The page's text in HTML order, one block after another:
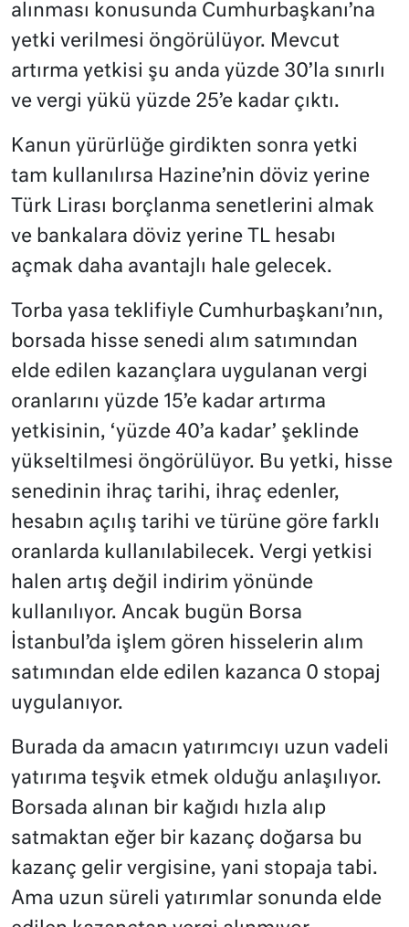
alınması konusunda Cumhurbaşkanı’na
yetki verilmesi öngörülüyor. Mevcut
artırma yetkisi şu anda yüzde 30’la sınırlı
ve vergi yükü yüzde 25’e kadar çıktı.
Kanun yürürlüğe girdikten sonra yetki
tam kullanılırsa Hazine’nin döviz yerine
Türk Lirası borçlanma senetlerini almak
ve bankalara döviz yerine TL hesabı
açmak daha avantajlı hale gelecek.
Torba yasa teklifiyle Cumhurbaşkanı’nın,
borsada hisse senedi alım satımından
elde edilen kazançlara uygulanan vergi
oranlarını yüzde 15’e kadar artırma
yetkisinin, ‘yüzde 40’a kadar’ şeklinde
yükseltilmesi öngörülüyor. Bu yetki, hisse
senedinin ihraç tarihi, ihraç edenler,
hesabın açılış tarihi ve türüne göre farklı
oranlarda kullanılabilecek. Vergi yetkisi
halen artış değil indirim yönünde
kullanılıyor. Ancak bugün Borsa
İstanbul’da işlem gören hisselerin alım
satımından elde edilen kazanca 0 stopaj
uygulanıyor.
Burada da amacın yatırımcıyı uzun vadeli
yatırıma teşvik etmek olduğu anlaşılıyor.
Borsada alınan bir kağıdı hızla alıp
satmaktan eğer bir kazanç doğarsa bu
kazanç gelir vergisine, yani stopaja tabi.
Ama uzun süreli yatırımlar sonunda elde